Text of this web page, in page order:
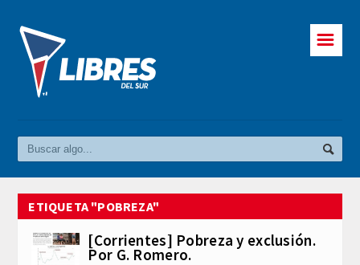
☰
ETIQUETA "POBREZA"
[Corrientes] Pobreza y exclusión.
Por G. Romero.